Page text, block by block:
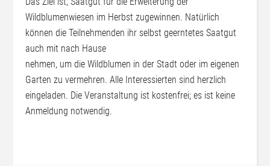
Wildblumenwiesen im Herbst zugewinnen. Natürlich
können die Teilnehmenden ihr selbst geerntetes Saatgut
auch mit nach Hause
nehmen, um die Wildblumen in der Stadt oder im eigenen
Garten zu vermehren. Alle Interessierten sind herzlich
eingeladen. Die Veranstaltung ist kostenfrei; es ist keine
Anmeldung notwendig.